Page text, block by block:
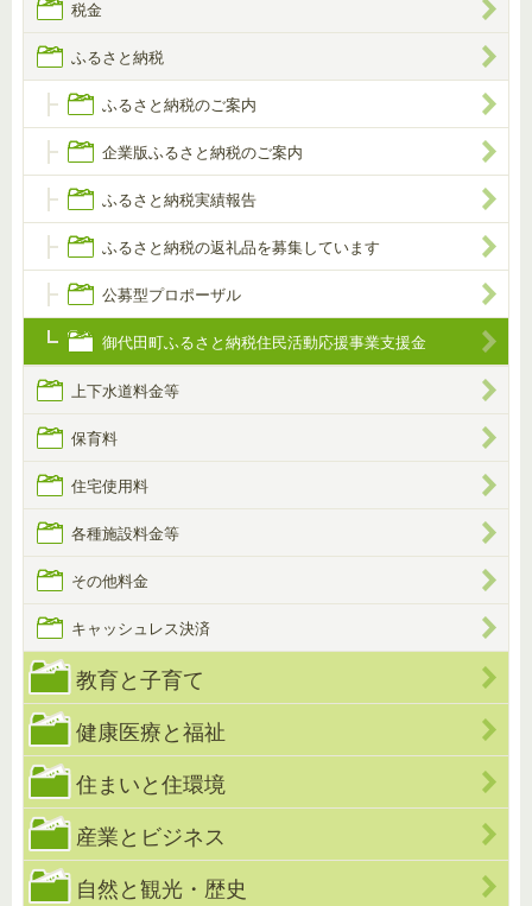
税金
ふるさと納税
ふるさと納税のご案内
企業版ふるさと納税のご案内
ふるさと納税実績報告
ふるさと納税の返礼品を募集しています
公募型プロポーザル
御代田町ふるさと納税住民活動応援事業支援金
上下水道料金等
保育料
住宅使用料
各種施設料金等
その他料金
キャッシュレス決済
教育と子育て
健康医療と福祉
住まいと住環境
産業とビジネス
自然と観光・歴史